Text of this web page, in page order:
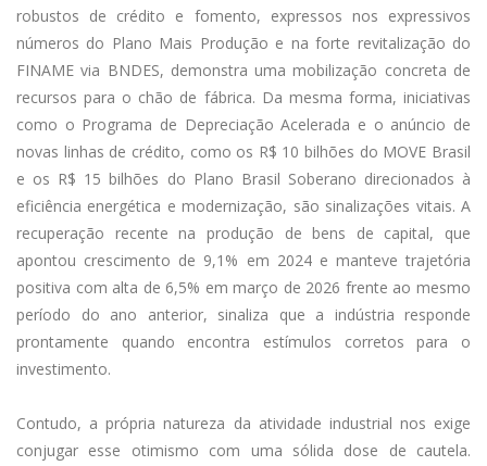
robustos de crédito e fomento, expressos nos expressivos
números do Plano Mais Produção e na forte revitalização do
FINAME via BNDES, demonstra uma mobilização concreta de
recursos para o chão de fábrica. Da mesma forma, iniciativas
como o Programa de Depreciação Acelerada e o anúncio de
novas linhas de crédito, como os R$ 10 bilhões do MOVE Brasil
e os R$ 15 bilhões do Plano Brasil Soberano direcionados à
eficiência energética e modernização, são sinalizações vitais. A
recuperação recente na produção de bens de capital, que
apontou crescimento de 9,1% em 2024 e manteve trajetória
positiva com alta de 6,5% em março de 2026 frente ao mesmo
período do ano anterior, sinaliza que a indústria responde
prontamente quando encontra estímulos corretos para o
investimento.
Contudo, a própria natureza da atividade industrial nos exige
conjugar esse otimismo com uma sólida dose de cautela.